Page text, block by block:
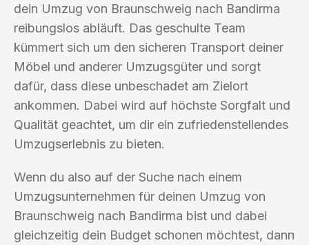
dein Umzug von Braunschweig nach Bandirma
reibungslos abläuft. Das geschulte Team
kümmert sich um den sicheren Transport deiner
Möbel und anderer Umzugsgüter und sorgt
dafür, dass diese unbeschadet am Zielort
ankommen. Dabei wird auf höchste Sorgfalt und
Qualität geachtet, um dir ein zufriedenstellendes
Umzugserlebnis zu bieten.
Wenn du also auf der Suche nach einem
Umzugsunternehmen für deinen Umzug von
Braunschweig nach Bandirma bist und dabei
gleichzeitig dein Budget schonen möchtest, dann